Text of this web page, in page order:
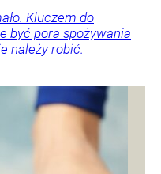
Kluczem do
być pora spożywania
należy robić.